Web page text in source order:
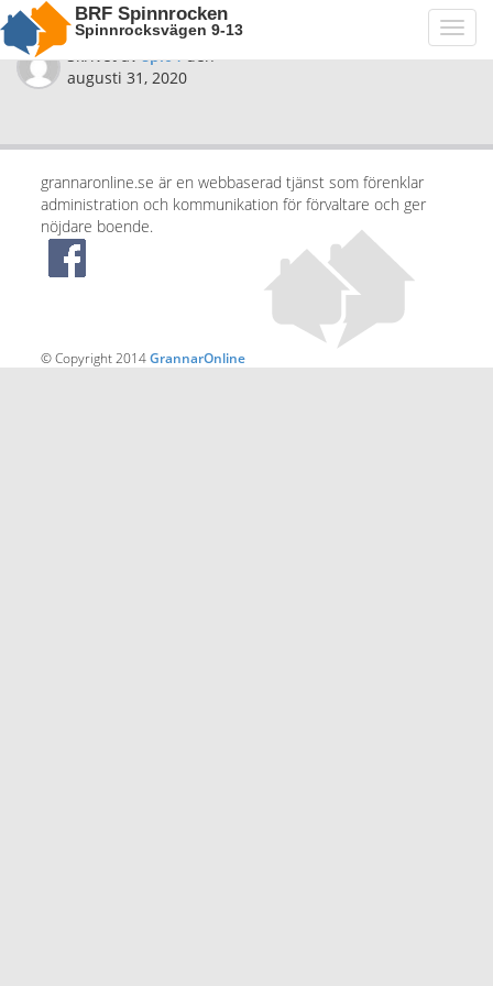
BRF Spinnrocken
Spinnrocksvägen 9-13
Skrivet avspi04den
augusti 31, 2020
grannaronline.se är en webbaserad tjänst som förenklar
administration och kommunikation för förvaltare och ger
nöjdare boende.
© Copyright 2014GrannarOnline